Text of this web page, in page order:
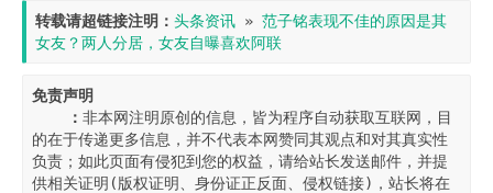
转载请超链接注明： 头条资讯 » 范子铭表现不佳的原因是其
女友？两人分居，女友自曝喜欢阿联
免责声明
    ：
非本网注明原创的信息，皆为程序自动获取互联网，目
的在于传递更多信息，并不代表本网赞同其观点和对其真实性
负责；如此页面有侵犯到您的权益，请给站长发送邮件，并提
供相关证明(版权证明、身份证正反面、侵权链接)，站长将在